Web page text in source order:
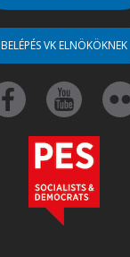
BELÉPÉS VK ELNÖKÖKNEK